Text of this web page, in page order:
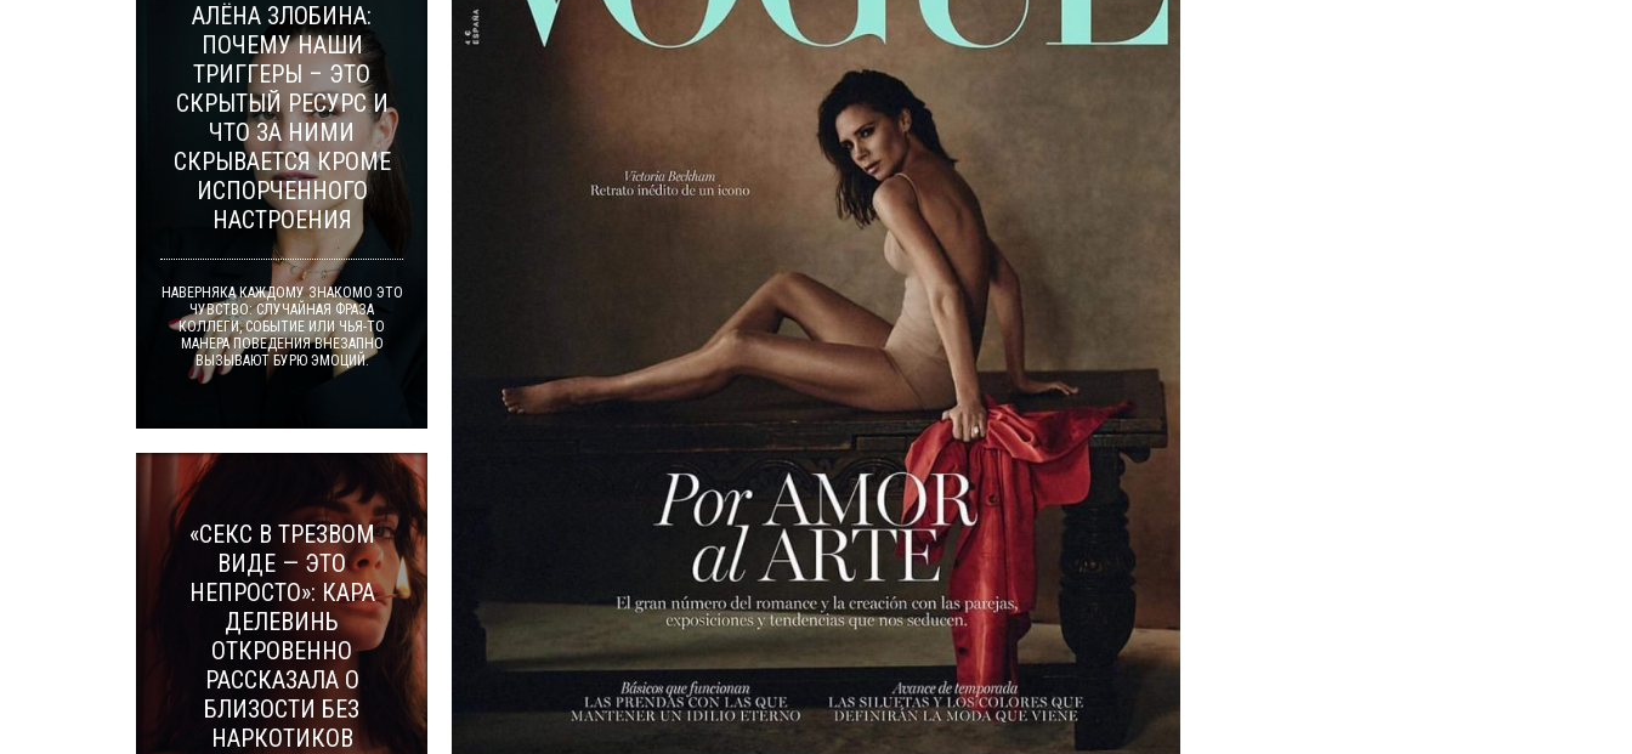
АЛЁНА ЗЛОБИНА:
ПОЧЕМУ НАШИ
ТРИГГЕРЫ – ЭТО
СКРЫТЫЙ РЕСУРС И
ЧТО ЗА НИМИ
СКРЫВАЕТСЯ КРОМЕ
ИСПОРЧЕННОГО
НАСТРОЕНИЯ
НАВЕРНЯКА КАЖДОМУ ЗНАКОМО ЭТО
ЧУВСТВО: СЛУЧАЙНАЯ ФРАЗА
КОЛЛЕГИ, СОБЫТИЕ ИЛИ ЧЬЯ-ТО
МАНЕРА ПОВЕДЕНИЯ ВНЕЗАПНО
ВЫЗЫВАЮТ БУРЮ ЭМОЦИЙ.
«СЕКС В ТРЕЗВОМ
ВИДЕ — ЭТО
НЕПРОСТО»: КАРА
ДЕЛЕВИНЬ
ОТКРОВЕННО
РАССКАЗАЛА О
БЛИЗОСТИ БЕЗ
НАРКОТИКОВ